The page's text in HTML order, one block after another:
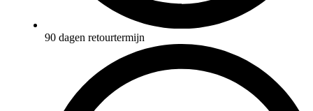
90 dagen retourtermijn